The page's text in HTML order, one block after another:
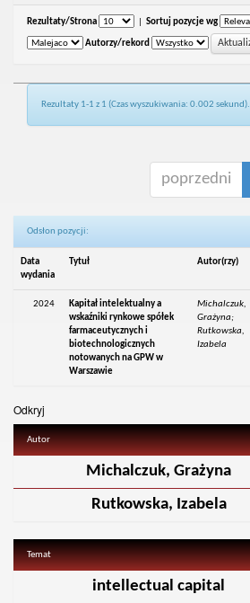
Rezultaty/Strona Sortuj pozycje wg
Autorzy/rekord
Rezultaty 1-1 z 1 (Czas wyszukiwania: 0.002 sekund).
poprzedni
Odsłon pozycji:
Data
wydania
Tytuł Autor(rzy)
2024
Kapitał intelektualny a
wskaźniki rynkowe spółek
farmaceutycznych i
biotechnologicznych
notowanych na GPW w
Warszawie
Michalczuk,
Grażyna;
Rutkowska,
Izabela
Odkryj
Autor
Michalczuk, Grażyna
Rutkowska, Izabela
Temat
intellectual capital